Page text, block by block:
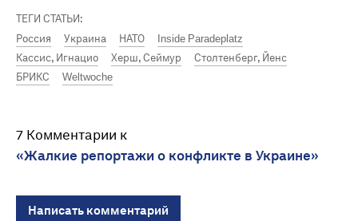
ТЕГИ СТАТЬИ:
Россия
Украина НАТО
Inside Paradeplatz
Кассис, Игнацио
Херш, Сеймур
Столтенберг, Йенс
БРИКС
Weltwoche
7 Комментарии к
«Жалкие репортажи о конфликте в Украине»
Написать комментарий